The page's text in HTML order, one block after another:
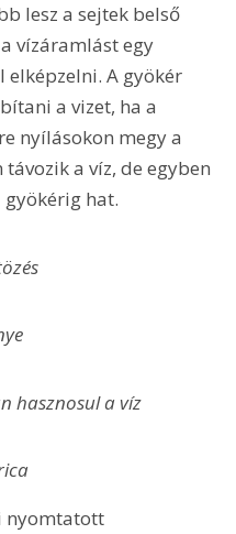
lesz a sejtek belső
vízáramlást egy
elképzelni. A gyökér
a vizet, ha a
nyílásokon megy a
a víz, de egyben
hat.
hasznosul a víz
nyomtatott